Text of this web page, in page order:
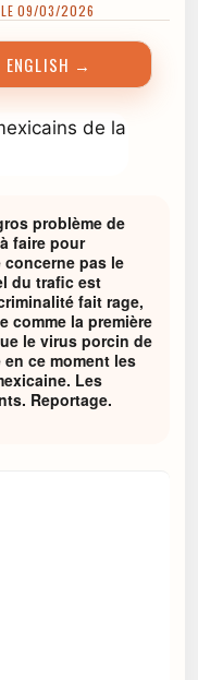
09/03/2026
ENGLISH →
problème de
faire pour
pas le
du trafic est
fait rage,
comme la première
le virus porcin de
ce moment les
Les
Reportage.